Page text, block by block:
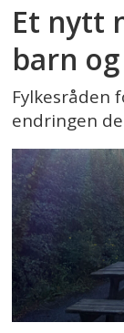
Et nytt
barn
Fylkesråden
endringen